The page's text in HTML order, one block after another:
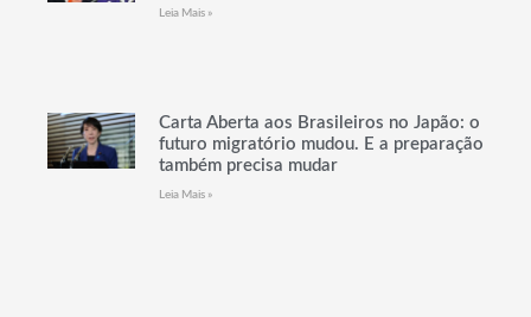
Leia Mais »
Carta Aberta aos Brasileiros no Japão: o
futuro migratório mudou. E a preparação
também precisa mudar
Leia Mais »